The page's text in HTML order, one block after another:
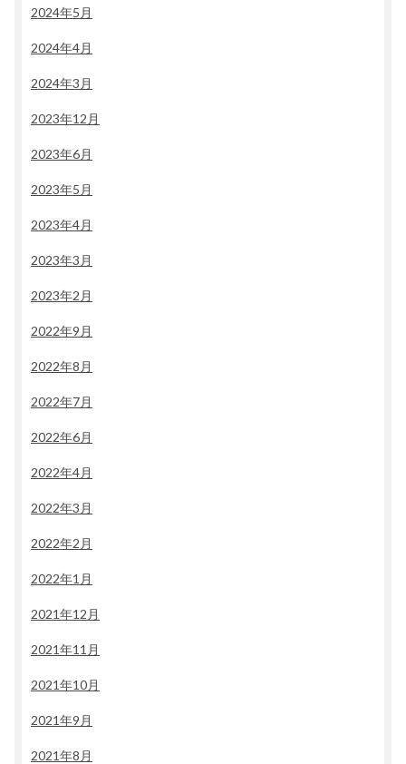
2024年5月
2024年4月
2024年3月
2023年12月
2023年6月
2023年5月
2023年4月
2023年3月
2023年2月
2022年9月
2022年8月
2022年7月
2022年6月
2022年4月
2022年3月
2022年2月
2022年1月
2021年12月
2021年11月
2021年10月
2021年9月
2021年8月